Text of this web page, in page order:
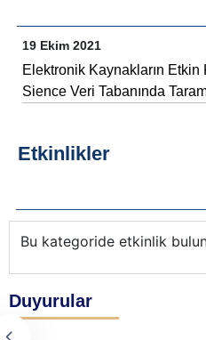
19 Ekim 2021
Elektronik Kaynakların Etkin
Sience Veri Tabanında
Etkinlikler
Bu kategoride etkinlik
Duyurular